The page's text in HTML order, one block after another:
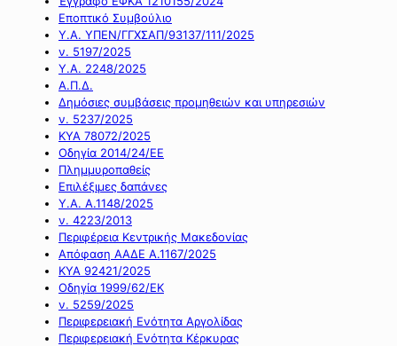
Εποπτικό Συμβούλιο
Υ.Α. ΥΠΕΝ/ΓΓΧΣΑΠ/93137/111/2025
ν. 5197/2025
Υ.Α. 2248/2025
Α.Π.Δ.
Δημόσιες συμβάσεις προμηθειών και υπηρεσιών
ν. 5237/2025
ΚΥΑ 78072/2025
Οδηγία 2014/24/ΕΕ
Πλημμυροπαθείς
Επιλέξιμες δαπάνες
Υ.Α. Α.1148/2025
ν. 4223/2013
Περιφέρεια Κεντρικής Μακεδονίας
Απόφαση ΑΑΔΕ Α.1167/2025
ΚΥΑ 92421/2025
Οδηγία 1999/62/ΕΚ
ν. 5259/2025
Περιφερειακή Ενότητα Αργολίδας
Περιφερειακή Ενότητα Κέρκυρας